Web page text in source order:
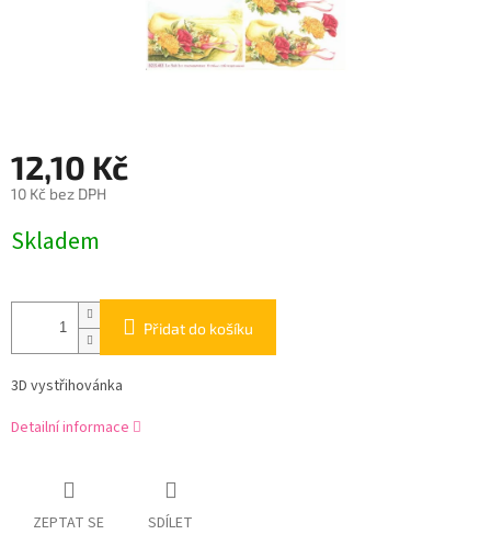
12,10 Kč
10 Kč bez DPH
cena:
Skladem
Přidat do košíku
3D vystřihovánka
Detailní informace
ZEPTAT SE SDÍLET